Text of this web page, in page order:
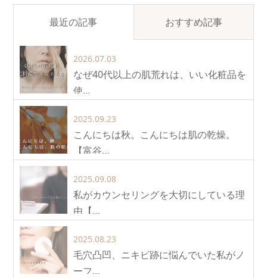
最近の記事 おすすめ記事
2026.07.03
なぜ40代以上の肌荒れは、いい化粧品を
使…
2025.09.23
こんにちは秋。こんにちは肌の乾燥。
【富谷…
2025.09.08
私がカウンセリングを大切にしている理
由【…
2025.08.23
毛穴凸凹、ニキビ跡に悩んでいた私がノ
ーフ…